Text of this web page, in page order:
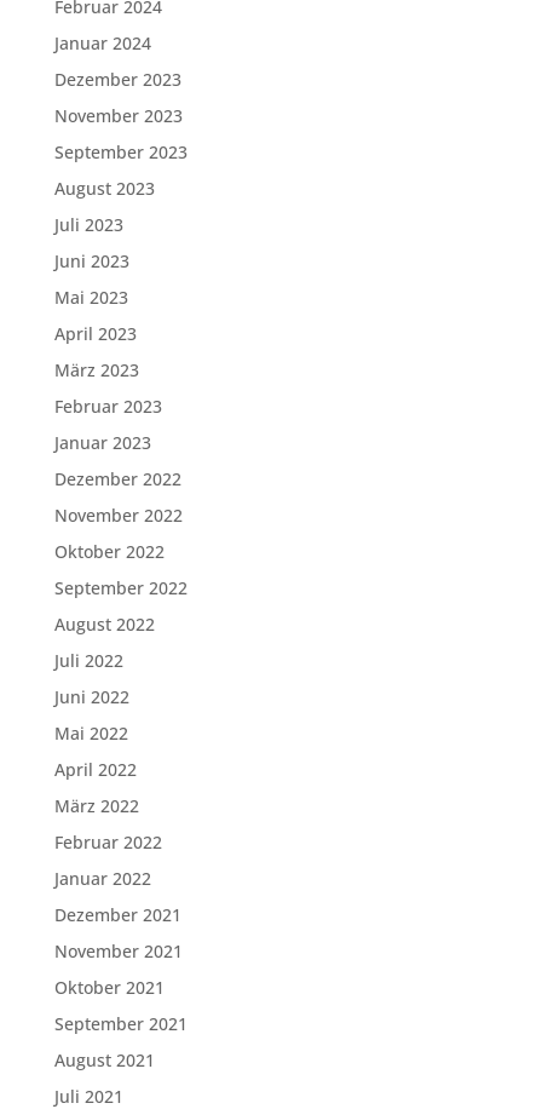
Februar 2024
Januar 2024
Dezember 2023
November 2023
September 2023
August 2023
Juli 2023
Juni 2023
Mai 2023
April 2023
März 2023
Februar 2023
Januar 2023
Dezember 2022
November 2022
Oktober 2022
September 2022
August 2022
Juli 2022
Juni 2022
Mai 2022
April 2022
März 2022
Februar 2022
Januar 2022
Dezember 2021
November 2021
Oktober 2021
September 2021
August 2021
Juli 2021